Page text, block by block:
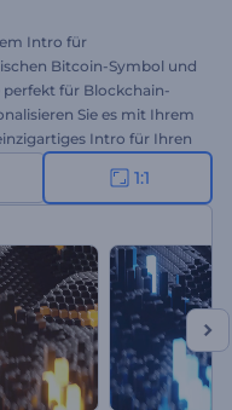
Intro für
Bitcoin-Symbol und
für Blockchain-
Sie es mit Ihrem
Intro für Ihren
und andere Krypto-
machen Sie sich einen
1:1